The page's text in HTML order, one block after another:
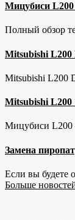
Мицубиси L200
Полный обзор
Mitsubishi L200
Mitsubishi L200
Mitsubishi L200
Мицубиси L200
Замена
Если вы будете
Больше